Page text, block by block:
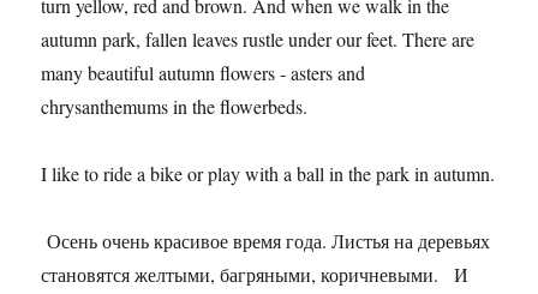
turn yellow, red and brown. And when we walk in the
autumn park, fallen leaves rustle under our feet. There are
many beautiful autumn flowers - asters and
chrysanthemums in the flowerbeds.
I like to ride a bike or play with a ball in the park in autumn.
Осень очень красивое время года. Листья на деревьях
становятся желтыми, багряными, коричневыми. И